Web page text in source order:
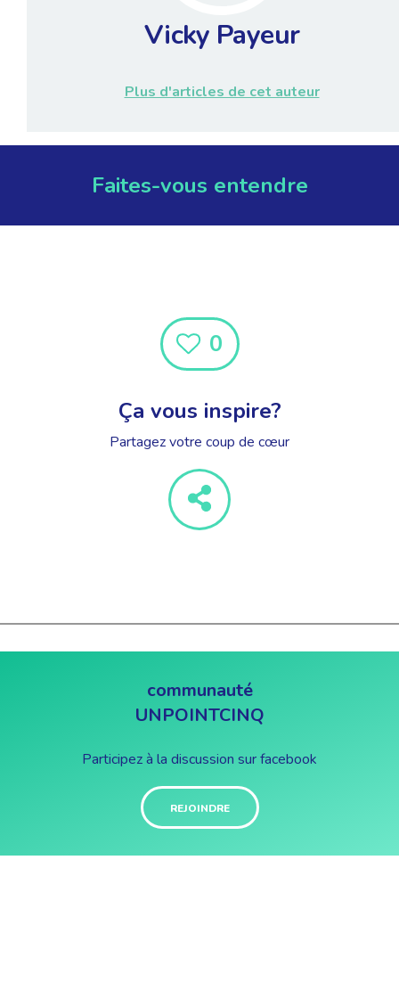
Vicky Payeur
Plus d'articles de cet auteur
Faites-vous entendre
0
Ça vous inspire?
Partagez votre coup de cœur
communauté
UNPOINTCINQ
Participez à la discussion sur facebook
REJOINDRE